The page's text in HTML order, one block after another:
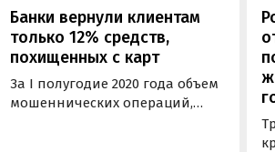
Банки вернули клиентам
только 12% средств,
похищенных с карт
За I полугодие 2020 года объем
мошеннических операций,